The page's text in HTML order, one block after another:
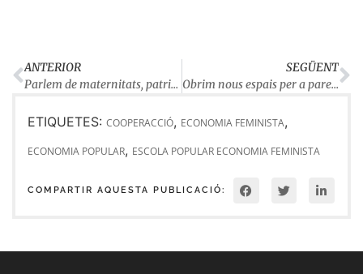
ANTERIOR
Parlem de maternitats, patriarcat i drets sexuals i reproductius
SEGÜENT
Obrim nous espais per a pares de masculinitats igualitàries i corresponsables
ETIQUETES: COOPERACCIÓ, ECONOMIA FEMINISTA,
ECONOMIA POPULAR, ESCOLA POPULAR ECONOMIA FEMINISTA
COMPARTIR AQUESTA PUBLICACIÓ: